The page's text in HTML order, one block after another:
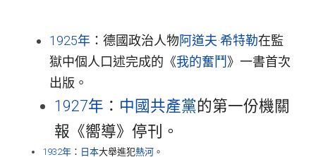
1925年 ：德國政治人物阿道夫·希特勒在監
獄中個人口述完成的《我的奮鬥》一書首次
出版。
1927年 ： 中國共產黨的第一份機關
報《嚮導》停刊。
1932年 ： 日本大舉進犯熱河 。